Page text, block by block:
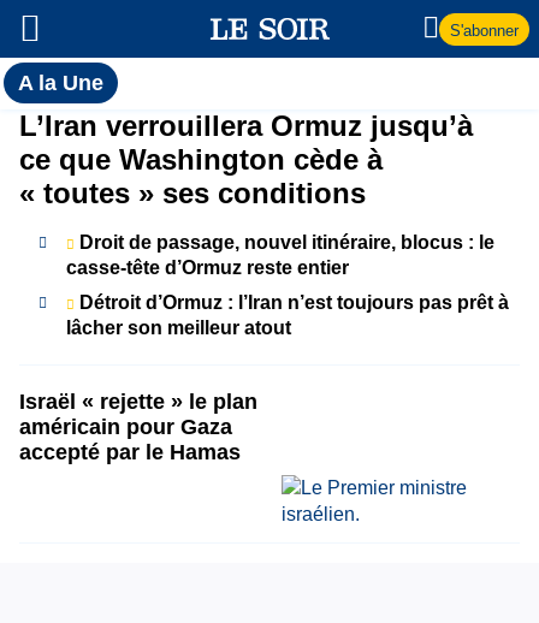
S'abonner
A la UneToutes
l'actualité
du Soir
A
la
Une
L’Iran verrouillera Ormuz jusqu’à
ce que Washington cède à
« toutes » ses conditions
Droit de passage, nouvel itinéraire, blocus : le
casse-tête d’Ormuz reste entier
Détroit d’Ormuz : l’Iran n’est toujours pas prêt à
lâcher son meilleur atout
Israël « rejette » le plan
américain pour Gaza
accepté par le Hamas